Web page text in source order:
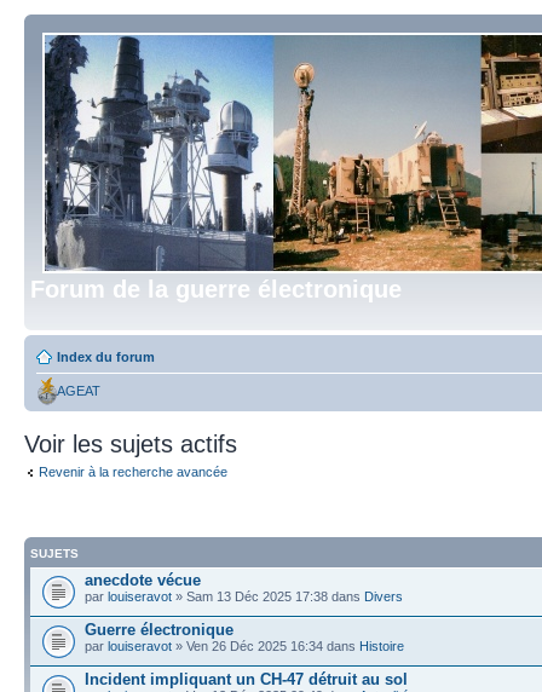
Forum de la guerre électronique
Index du forum
AGEAT
Voir les sujets actifs
Revenir à la recherche avancée
SUJETS
anecdote vécue
par louiseravot » Sam 13 Déc 2025 17:38 dans Divers
Guerre électronique
par louiseravot » Ven 26 Déc 2025 16:34 dans Histoire
Incident impliquant un CH-47 détruit au sol